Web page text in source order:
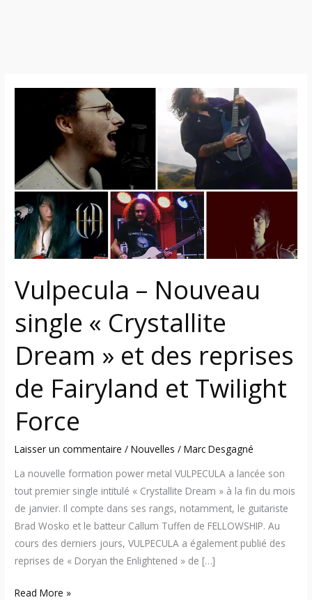
Vulpecula – Nouveau
single « Crystallite
Dream » et des reprises
de Fairyland et Twilight
Force
Laisser un commentaire /Nouvelles /Marc Desgagné
La nouvelle formation power metal VULPECULA a lancée son
tout premier single intitulé « Crystallite Dream » à la fin du mois
de janvier. Il compte dans ses rangs, notamment, le guitariste
Brad Wosko et le batteur Callum Tuffen de FELLOWSHIP. Au
cours des derniers jours, VULPECULA a également publié des
reprises de « Doryan the Enlightened » de […]
« Crystallite
Dream »
des
reprises
de
et
Force
Read More »